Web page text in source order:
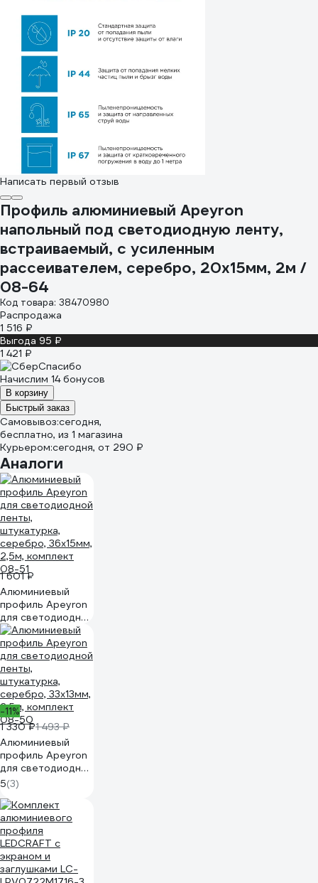
Написать первый отзыв
Профиль алюминиевый Apeyron
напольный под светодиодную ленту,
встраиваемый, c усиленным
рассеивателем, серебро, 20х15мм, 2м /
08-64
Код товара: 38470980
Распродажа
1 516 ₽
Выгода 95 ₽
1 421 ₽
Начислим 14 бонусов
В корзину
Быстрый заказ
Самовывоз:сегодня,
бесплатно, из 1 магазина
Курьером:сегодня, от 290 ₽
Аналоги
1 601 ₽
Алюминиевый
профиль Apeyron
для светодиодной
ленты,
штукатурка,
серебро, 36x15мм,
2,5м, комплект
08-51
-11%
1 330 ₽1 493 ₽
Алюминиевый
профиль Apeyron
для светодиодной
ленты,
штукатурка,
серебро, 33x13мм,
2,5м, комплект
08-50
5(3)